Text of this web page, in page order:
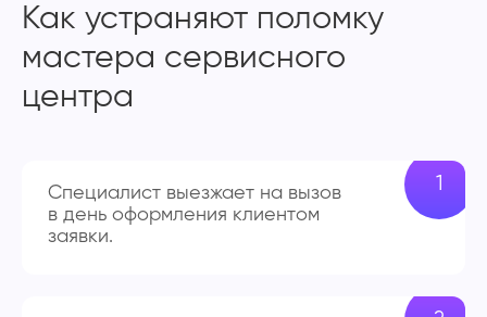
Как устраняют поломку
мастера сервисного
центра
Специалист выезжает на вызов
в день оформления клиентом
заявки.